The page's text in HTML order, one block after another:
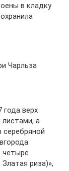
в кладку
Чарльза
года верх
а
четыре
риза)»,